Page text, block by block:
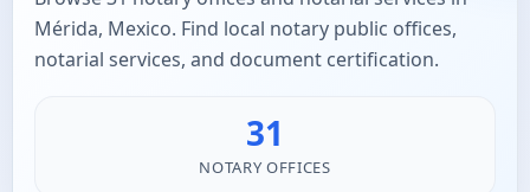
Mérida, Mexico. Find local notary public offices,
notarial services, and document certification.
31
NOTARY OFFICES